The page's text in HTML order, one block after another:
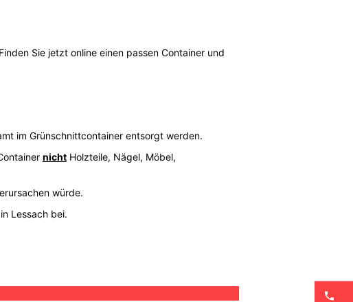
Sie jetzt online einen passen Container und
im Grünschnittcontainer entsorgt werden.
nichtHolzteile, Nägel, Möbel,
würde.
Lessach bei.